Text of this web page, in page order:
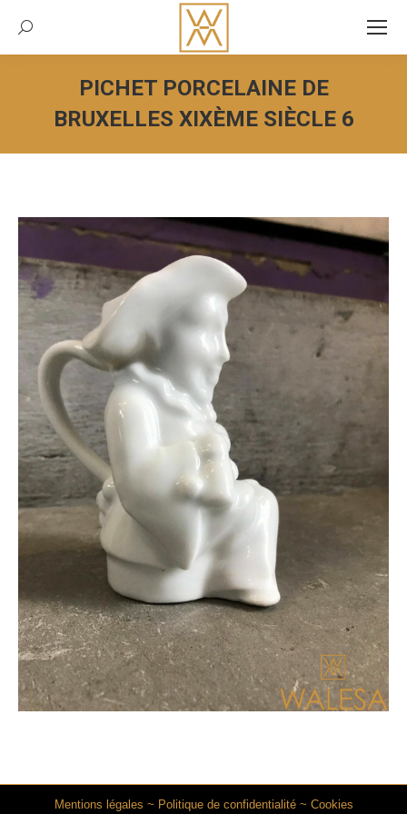
Recherche:
PICHET PORCELAINE DE
BRUXELLES XIXÈME SIÈCLE 6
Vous êtes ici :
Mentions légales ~ Politique de confidentialité~ Cookies